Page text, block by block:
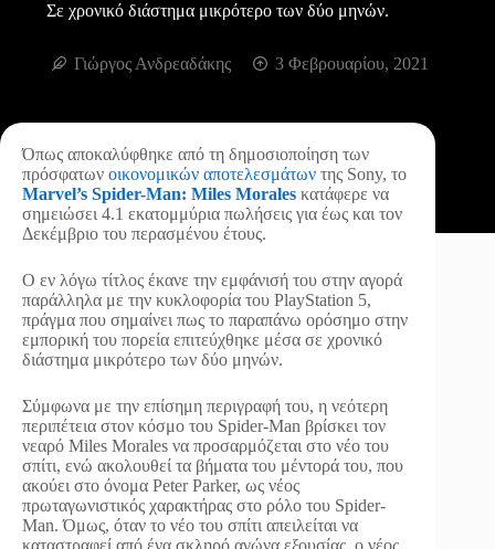
Σε χρονικό διάστημα μικρότερο των δύο μηνών.
Γιώργος Ανδρεαδάκης 3 Φεβρουαρίου, 2021
Όπως αποκαλύφθηκε από τη δημοσιοποίηση των
πρόσφατων οικονομικών αποτελεσμάτων της Sony, το
Marvel’s Spider-Man: Miles Morales κατάφερε να
σημειώσει 4.1 εκατομμύρια πωλήσεις για έως και τον
Δεκέμβριο του περασμένου έτους.
Ο εν λόγω τίτλος έκανε την εμφάνισή του στην αγορά
παράλληλα με την κυκλοφορία του PlayStation 5,
πράγμα που σημαίνει πως το παραπάνω ορόσημο στην
εμπορική του πορεία επιτεύχθηκε μέσα σε χρονικό
διάστημα μικρότερο των δύο μηνών.
Σύμφωνα με την επίσημη περιγραφή του, η νεότερη
περιπέτεια στον κόσμο του Spider-Man βρίσκει τον
νεαρό Miles Morales να προσαρμόζεται στο νέο του
σπίτι, ενώ ακολουθεί τα βήματα του μέντορά του, που
ακούει στο όνομα Peter Parker, ως νέος
πρωταγωνιστικός χαρακτήρας στο ρόλο του Spider-
Man. Όμως, όταν το νέο του σπίτι απειλείται να
καταστραφεί από ένα σκληρό αγώνα εξουσίας, ο νέος